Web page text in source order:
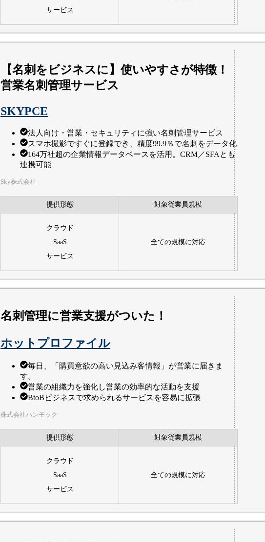
サービス
【名刺をビジネスに】使いやすさが特徴！
営業名刺管理サービス
SKYPCE
法人向け・営業・セキュリティに強い名刺管理サービス
スマホ撮影ですぐに登録でき、精度99.9％で名刺をデータ化
164万社超の企業情報データベースを活用。CRM／SFAとも
連携可能
Sky株式会社
提供形態 対象従業員規模
クラウド
SaaS
サービス
全ての規模に対応
名刺管理に営業支援がついた！
ホットプロファイル
毎日、「購買意欲の高い見込み客情報」が営業に届きま
す。
営業の組織力を強化し営業の効率的な活動を支援
BtoBビジネスで求められるサービスを容易に拡張
株式会社ハンモック
提供形態 対象従業員規模
クラウド
SaaS
サービス
全ての規模に対応